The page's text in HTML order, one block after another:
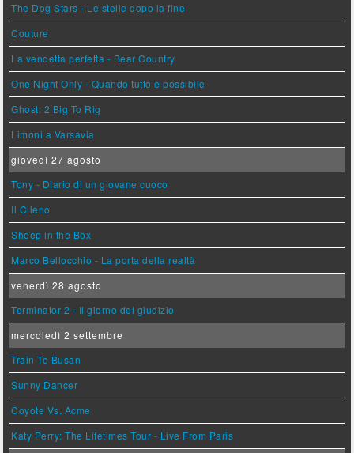
The Dog Stars - Le stelle dopo la fine
Couture
La vendetta perfetta - Bear Country
One Night Only - Quando tutto è possibile
Ghost: 2 Big To Rig
Limoni a Varsavia
giovedì 27 agosto
Tony - Diario di un giovane cuoco
Il Cileno
Sheep in the Box
Marco Bellocchio - La porta della realtà
venerdì 28 agosto
Terminator 2 - Il giorno del giudizio
mercoledì 2 settembre
Train To Busan
Sunny Dancer
Coyote Vs. Acme
Katy Perry: The Lifetimes Tour - Live From Paris